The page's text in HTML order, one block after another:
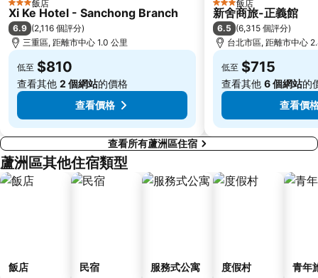
中正紀念堂
碧潭
台北東區
江子翠捷運站
捷運忠孝復興站
三重捷運站
台灣總統府凱達格蘭大道
大安區
龍山寺
3 星級飯店
Xi Ke Hotel - Sanchong Branch
6.9 (2,116 個評分)
三重區, 距離市中心 1.0 公里
低至 $810
查看其他 2 個網站的價格
查看價格
3 星級飯店
新舍商旅-正義館
6.5 (6,315 個評分)
台北市區, 距離市中心
低至 $715
查看其他 6 個網站的
查看價
查看所有蘆洲區住宿
蘆洲區其他住宿類型
飯店 民宿 服務式公寓 度假村 青年